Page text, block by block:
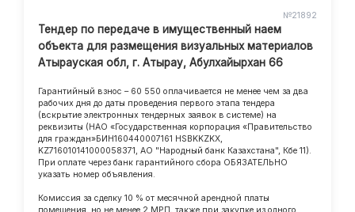
№21892
Тендер по передаче в имущественный наем
объекта для размещения визуальных материалов
Атырауская обл, г. Атырау, Абулхайырхан 66
Гарантийный взнос – 60 550 оплачивается не менее чем за два
рабочих дня до даты проведения первого этапа тендера
(вскрытие электронных тендерных заявок в системе) на
реквизиты (НАО «Государственная корпорация «Правительство
для граждан»БИН160440007161 HSBKKZKX,
KZ716010141000058371, АО "Народный банк Казахстана", Кбе 11).
При оплате через банк гарантийного сбора ОБЯЗАТЕЛЬНО
указать номер объявления.
Комиссия за сделку 10 % от месячной арендной платы